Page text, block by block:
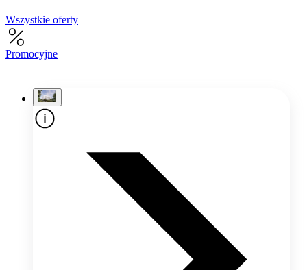
Wszystkie oferty
Promocyjne